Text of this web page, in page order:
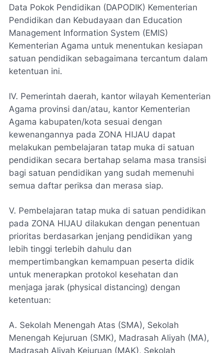
Data Pokok Pendidikan (DAPODIK) Kementerian
Pendidikan dan Kebudayaan dan Education
Management Information System (EMIS)
Kementerian Agama untuk menentukan kesiapan
satuan pendidikan sebagaimana tercantum dalam
ketentuan ini.
IV. Pemerintah daerah, kantor wilayah Kementerian
Agama provinsi dan/atau, kantor Kementerian
Agama kabupaten/kota sesuai dengan
kewenangannya pada ZONA HIJAU dapat
melakukan pembelajaran tatap muka di satuan
pendidikan secara bertahap selama masa transisi
bagi satuan pendidikan yang sudah memenuhi
semua daftar periksa dan merasa siap.
V. Pembelajaran tatap muka di satuan pendidikan
pada ZONA HIJAU dilakukan dengan penentuan
prioritas berdasarkan jenjang pendidikan yang
lebih tinggi terlebih dahulu dan
mempertimbangkan kemampuan peserta didik
untuk menerapkan protokol kesehatan dan
menjaga jarak (physical distancing) dengan
ketentuan:
A. Sekolah Menengah Atas (SMA), Sekolah
Menengah Kejuruan (SMK), Madrasah Aliyah (MA),
Madrasah Aliyah Kejuruan (MAK), Sekolah